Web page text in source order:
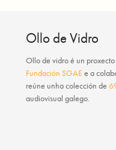
Ollo de Vidro
Ollo de vidroé un
Fundación SGAE e a
reúne unha colección de
audiovisual galego.